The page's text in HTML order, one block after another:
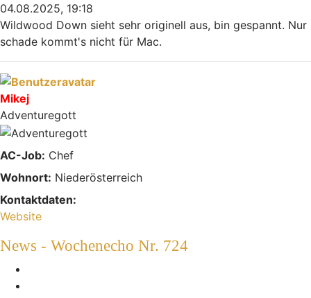
04.08.2025, 19:18
Wildwood Down sieht sehr originell aus, bin gespannt. Nur
schade kommt's nicht für Mac.
Mikej
Adventuregott
AC-Job: Chef
Wohnort: Niederösterreich
Kontaktdaten:
Kontaktdaten von Mikej
Website
News - Wochenecho Nr. 724